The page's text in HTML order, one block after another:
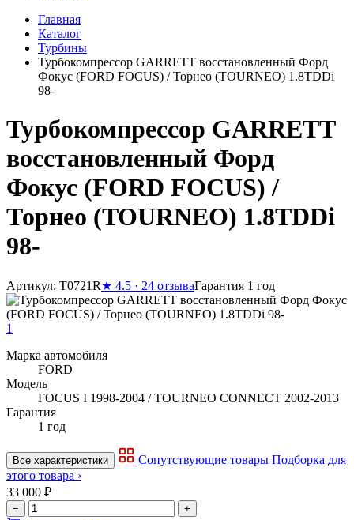
Главная
Каталог
Турбины
Турбокомпрессор GARRETT восстановленный Форд
Фокус (FORD FOCUS) / Торнео (TOURNEO) 1.8TDDi
98-
Турбокомпрессор GARRETT
восстановленный Форд
Фокус (FORD FOCUS) /
Торнео (TOURNEO) 1.8TDDi
98-
Артикул: T0721R★ 4.5 · 24 отзываГарантия 1 год
1
Марка автомобиля
FORD
Модель
FOCUS I 1998-2004 / TOURNEO CONNECT 2002-2013
Гарантия
1 год
Все характеристики Сопутствующие товары Подборка для
этого товара ›
33 000 ₽
− +